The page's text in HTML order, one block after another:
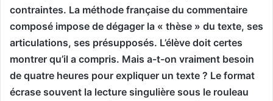
contraintes. La méthode française du commentaire
composé impose de dégager la « thèse » du texte, ses
articulations, ses présupposés. L’élève doit certes
montrer qu’il a compris. Mais a-t-on vraiment besoin
de quatre heures pour expliquer un texte ? Le format
écrase souvent la lecture singulière sous le rouleau